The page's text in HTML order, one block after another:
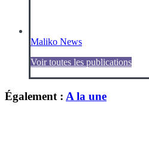
Maliko News
Voir toutes les publications
Également : A la une